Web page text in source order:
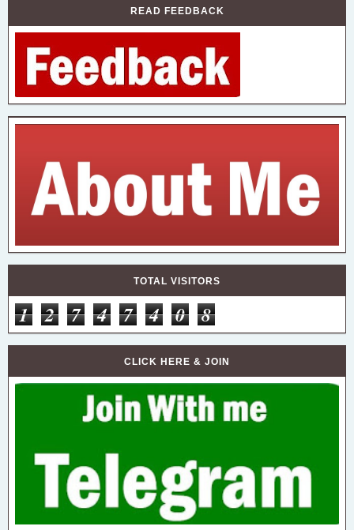
READ FEEDBACK
TOTAL VISITORS
1 2 7 4 7 4 0 8
CLICK HERE & JOIN